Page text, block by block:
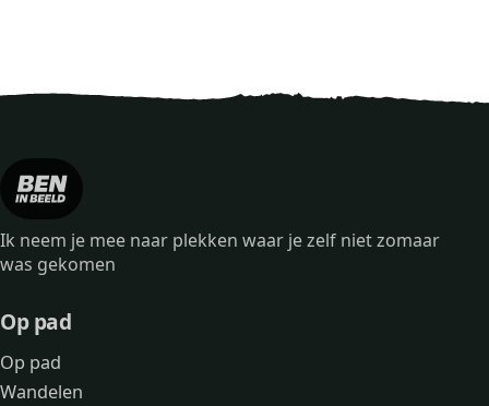
Ik neem je mee naar plekken waar je zelf niet zomaar
was gekomen
Op pad
Op pad
Wandelen